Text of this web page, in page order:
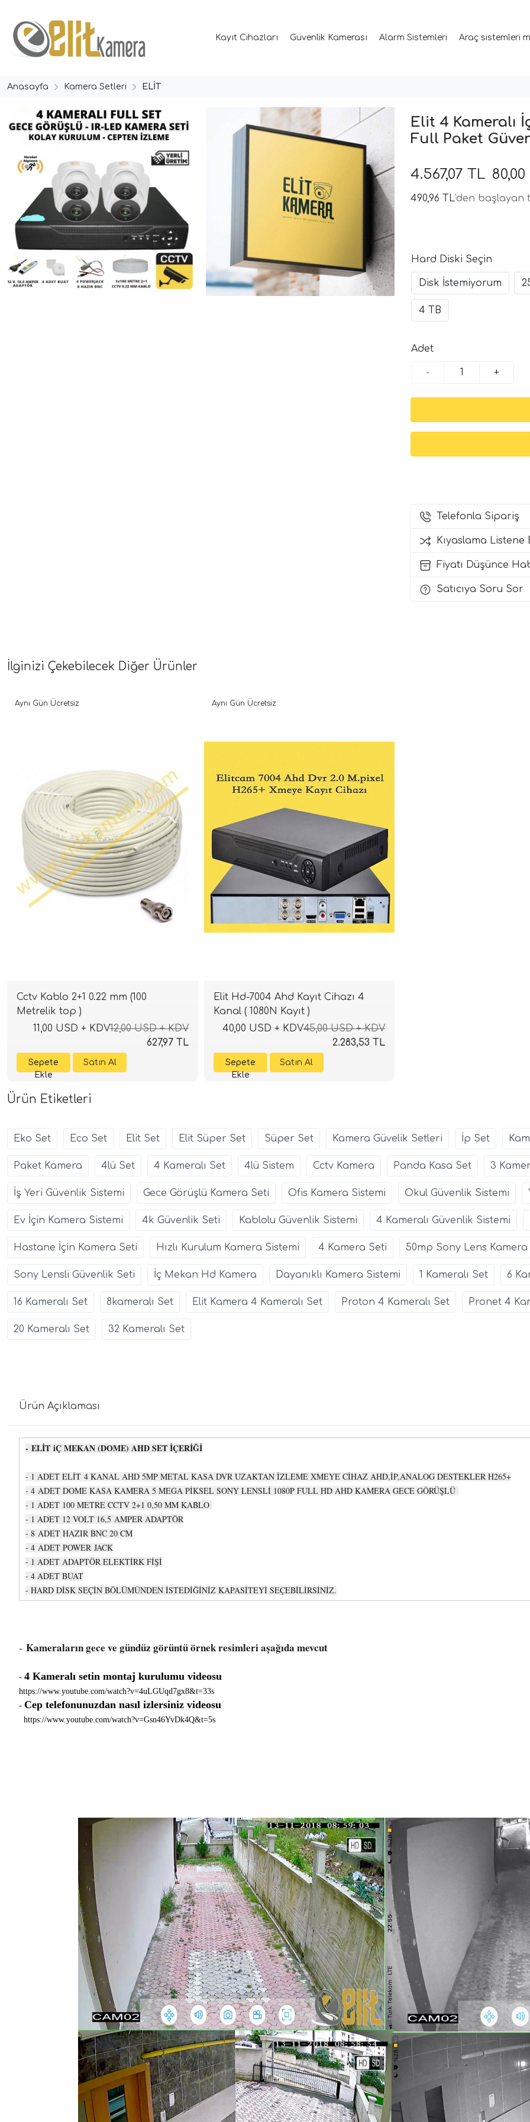
Kayıt Cihazları Güvenlik Kamerası Alarm Sistemleri Araç sistemleri
Anasayfa Kamera Setleri ELİT
Elit 4 Kameralı
Full Paket
4.567,07 TL
490,96 TL'den başlayan
Hard Diski Seçin
Disk İstemiyorum
4 TB
Adet
- +
Telefonla Sipariş
Kıyaslama Listene
Fiyatı Düşünce
Satıcıya Soru Sor
İlginizi Çekebilecek Diğer Ürünler
Cctv Kablo 2+1 0.22 mm (100
Metrelik top )
12,00 USD + KDV
11,00 USD + KDV
627,97 TL
Aynı Gün Ücretsiz
Elit Hd-7004 Ahd Kayıt Cihazı 4
Kanal ( 1080N Kayıt )
45,00 USD + KDV
40,00 USD + KDV
2.283,53 TL
Aynı Gün Ücretsiz
Ürün Etiketleri
Eko Set Eco Set Elit Set Elit Süper Set Süper Set Kamera Güvelik Setleri İp Set
Paket Kamera 4lü Set 4 Kameralı Set 4lü Sistem Cctv Kamera Panda Kasa Set 3
İş Yeri Güvenlik Sistemi Gece Görüşlü Kamera Seti Ofis Kamera Sistemi Okul Güvenlik Sistemi
Ev İçin Kamera Sistemi 4k Güvenlik Seti Kablolu Güvenlik Sistemi 4 Kameralı Güvenlik Sistemi
Hastane İçin Kamera Seti Hızlı Kurulum Kamera Sistemi 4 Kamera Seti 50mp Sony Lens Kamera
Sony Lensli Güvenlik Seti İç Mekan Hd Kamera Dayanıklı Kamera Sistemi 1 Kameralı Set 6
16 Kameralı Set 8kameralı Set Elit Kamera 4 Kameralı Set Proton 4 Kameralı Set Pronet 4
20 Kameralı Set 32 Kameralı Set
Ürün Açıklaması
- ELİT iÇ MEKAN (DOME) AHD SET İÇERİĞİ
- 1 ADET ELİT 4 KANAL AHD 5MP METAL KASA DVR UZAKTAN İZLEME XMEYE CİHAZ AHD,İP,ANALOG DESTEKLER H265+
- 4 ADET DOME KASA KAMERA 5 MEGA PİKSEL SONY LENSLİ 1080P FULL HD AHD KAMERA GECE GÖRÜŞLÜ
- 1 ADET 100 METRE CCTV 2+1 0,50 MM KABLO
- 1 ADET 12 VOLT 16,5 AMPER ADAPTÖR
- 8 ADET HAZIR BNC 20 CM
- 4 ADET POWER JACK
- 1 ADET ADAPTÖR ELEKTİRK FİŞİ
- 4 ADET BUAT
- HARD DİSK SEÇİN BÖLÜMÜNDEN İSTEDİĞİNİZ KAPASİTEYİ SEÇEBİLİRSİNİZ.
- Kameraların gece ve gündüz görüntü örnek resimleri aşağıda mevcut
- 4 Kameralı setin montaj kurulumu videosu
https://www.youtube.com/watch?v=4uLGUqd7gx8&t=33s
- Cep telefonunuzdan nasıl izlersiniz videosu
https://www.youtube.com/watch?v=Gsn46YvDk4Q&t=5s